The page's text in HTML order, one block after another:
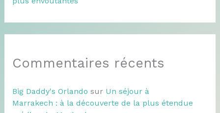
Commentaires récents
Big Daddy's Orlando sur Un séjour à
Marrakech : à la découverte de la plus étendue